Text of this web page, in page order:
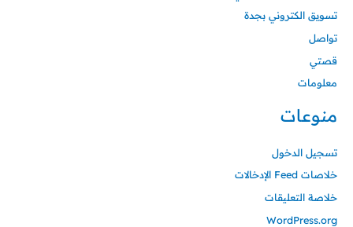
تسويق الكتروني بجدة
تواصل
قصتي
معلومات
منوعات
تسجيل الدخول
خلاصات Feed الإدخالات
خلاصة التعليقات
WordPress.org